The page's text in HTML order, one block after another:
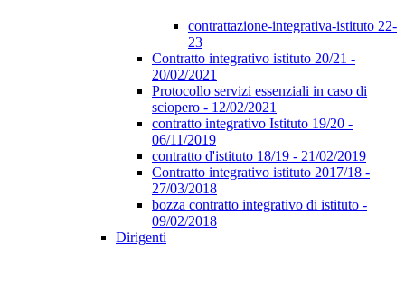
contrattazione-integrativa-istituto 22-
23
Contratto integrativo istituto 20/21 -
20/02/2021
Protocollo servizi essenziali in caso di
sciopero - 12/02/2021
contratto integrativo Istituto 19/20 -
06/11/2019
contratto d'istituto 18/19 - 21/02/2019
Contratto integrativo istituto 2017/18 -
27/03/2018
bozza contratto integrativo di istituto -
09/02/2018
Dirigenti